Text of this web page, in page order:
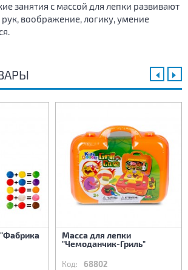
занятия с массой для лепки развивают
воображение, логику, умение
Масса для лепки
"Чемоданчик-Гриль"
Код: 68802